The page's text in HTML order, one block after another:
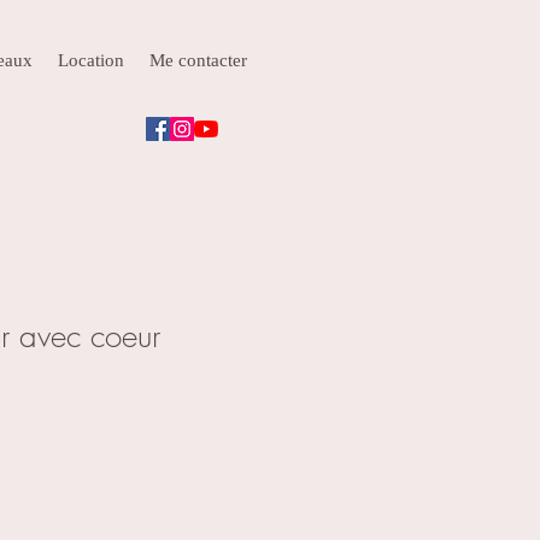
Location Me contacter
avec coeur